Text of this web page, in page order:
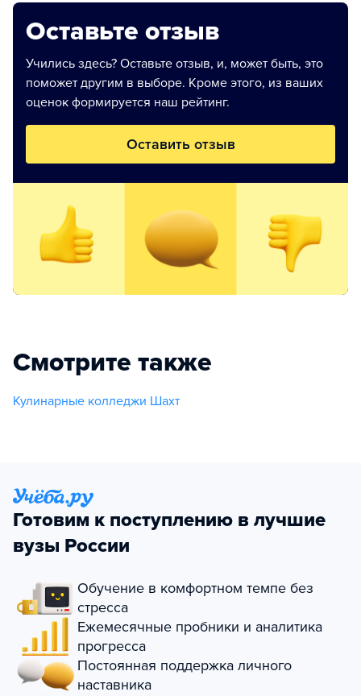
Оставьте отзыв
Учились здесь? Оставьте отзыв, и, может быть, это
поможет другим в выборе. Кроме этого, из ваших
оценок формируется наш рейтинг.
Оставить отзыв
Смотрите также
Кулинарные колледжи Шахт
Готовим к поступлению в лучшие
вузы России
Обучение в комфортном темпе без
стресса
Ежемесячные пробники и аналитика
прогресса
Постоянная поддержка личного
наставника